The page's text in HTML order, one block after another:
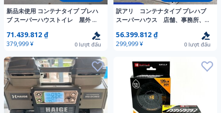
新品未使用 コンテナタイプ プレハ
ブ スーパーハウストイレ 屋外 防
レ ユニットバス 簡易トイレ男女別
可
71.439.812 ₫
379,999 ¥ 0 lượt đấu
訳アリ コンテナタイプ プレハブ
スーパーハウス 店舗、事務所、寮
2.5m×6m×2.8m 窓2点、ドア1
点 在庫品
56.399.812 ₫
299,999 ¥ 0 lượt đấu